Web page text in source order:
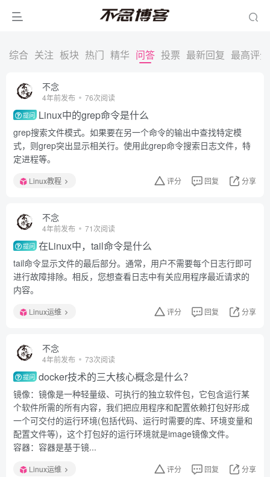
综合 关注 板块 热门 精华 问答 投票 最新回复 最高评分
不念
4年前发布 76次阅读
提问 Linux中的grep命令是什么
grep搜索文件模式。如果要在另一个命令的输出中查找特定模
式，则grep突出显示相关行。使用此grep命令搜索日志文件，特
定进程等。
Linux教程 评分 回复 分享
不念
4年前发布 71次阅读
提问 在Linux中，tail命令是什么
tail命令显示文件的最后部分。通常，用户不需要每个日志行即可
进行故障排除。相反，您想查看日志中有关应用程序最近请求的
内容。
Linux运维 评分 回复 分享
不念
4年前发布 73次阅读
提问 docker技术的三大核心概念是什么？
镜像：镜像是一种轻量级、可执行的独立软件包，它包含运行某
个软件所需的所有内容，我们把应用程序和配置依赖打包好形成
一个可交付的运行环境(包括代码、运行时需要的库、环境变量和
配置文件等)，这个打包好的运行环境就是image镜像文件。
容器：容器是基于镜...
Linux运维 评分 回复 分享